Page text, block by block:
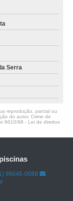
Serra
reprodução, parcial ou
do autor. Crime de
9610/98 - Lei de direitos
98646-0088